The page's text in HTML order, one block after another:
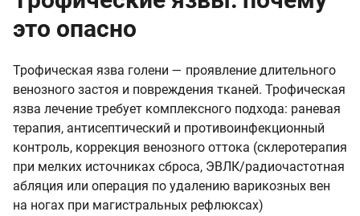
это опасно
Трофическая язва голени — проявление длительного
венозного застоя и повреждения тканей. Трофическая
язва лечение требует комплексного подхода: раневая
терапия, антисептический и противоинфекционный
контроль, коррекция венозного оттока (склеротерапия
при мелких источниках сброса, ЭВЛК/радиочастотная
абляция или операция по удалению варикозных вен
на ногах при магистральных рефлюксах)